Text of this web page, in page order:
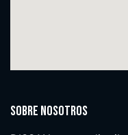
Sobre nosotros